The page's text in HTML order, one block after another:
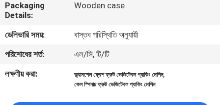
মান
নিয়ন্ত্রণ
আমাদের
সাথে
Packaging
Details:
Wooden case
ডেলিভারি সময়:
বাস্তব পরিস্থিতি অনুযায়ী
পরিশোধের শর্ত:
এল/সি, টি/টি
লক্ষণীয় করা:
ক্ল্যামশেল ফ্রেশ ফ্রুট ভেজিটেবল প্যাকিং মেশিন,
কেল স্পিনাচ ফ্রুট ভেজিটেবল প্যাকিং মেশিন